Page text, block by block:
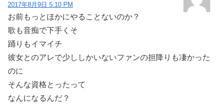
2017年8月9日 5:10 PM
お前もっとほかにやることないのか？
歌も音痴で下手くそ
踊りもイマイチ
彼女とのアレで少ししかいないファンの担降りも凄かった
のに
そんな資格とったって
なんになるんだ？